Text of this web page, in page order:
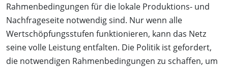
Rahmenbedingungen für die lokale Produktions- und
Nachfrageseite notwendig sind. Nur wenn alle
Wertschöpfungsstufen funktionieren, kann das Netz
seine volle Leistung entfalten. Die Politik ist gefordert,
die notwendigen Rahmenbedingungen zu schaffen, um